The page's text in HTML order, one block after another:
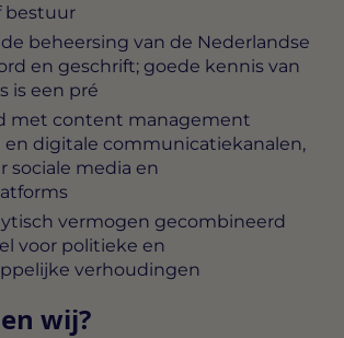
bestuur
beheersing van de Nederlandse
en geschrift; goede kennis van
is een pré
met content management
en digitale communicatiekanalen,
sociale media en
vermogen gecombineerd
voor politieke en
verhoudingen
wij?